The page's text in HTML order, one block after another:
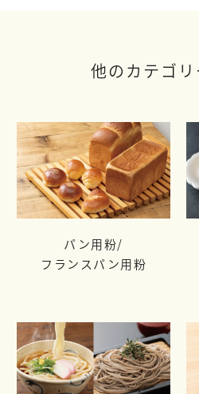
他のカテゴリ
パン用粉/
フランスパン用粉